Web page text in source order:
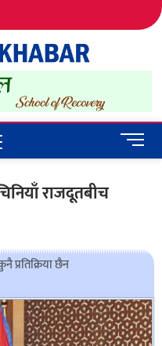
IN NEPAL
M
e
n
राजदूतबीच
प्रतिक्रिया छैन